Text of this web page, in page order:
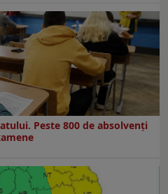
Peste 800 de absolvenţi